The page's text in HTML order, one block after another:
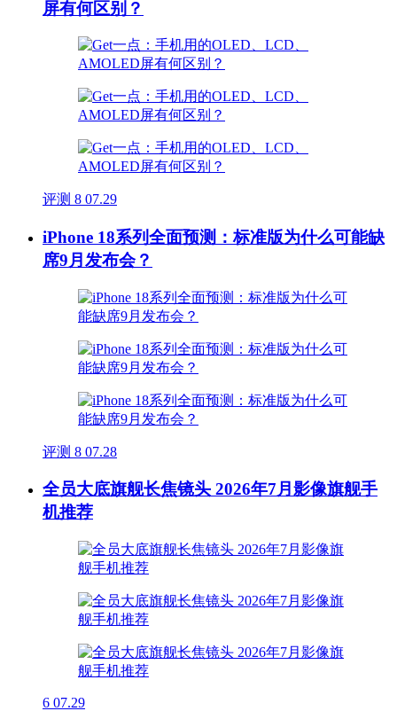
屏有何区别？
评测 8 07.29
iPhone 18系列全面预测：标准版为什么可能缺
席9月发布会？
评测 8 07.28
全员大底旗舰长焦镜头 2026年7月影像旗舰手
机推荐
6 07.29